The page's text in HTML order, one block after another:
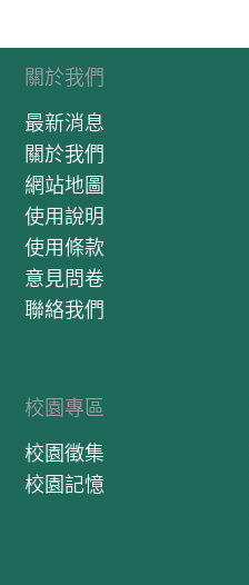
關於我們
最新消息
關於我們
網站地圖
使用說明
使用條款
意見問卷
聯絡我們
校園專區
校園徵集
校園記憶